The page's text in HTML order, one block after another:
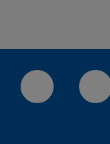
LinkedIn-